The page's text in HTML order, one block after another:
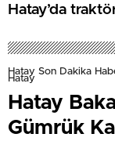
Hatay’da
Hatay Son Dakika
Hatay
Hatay
Gümrük